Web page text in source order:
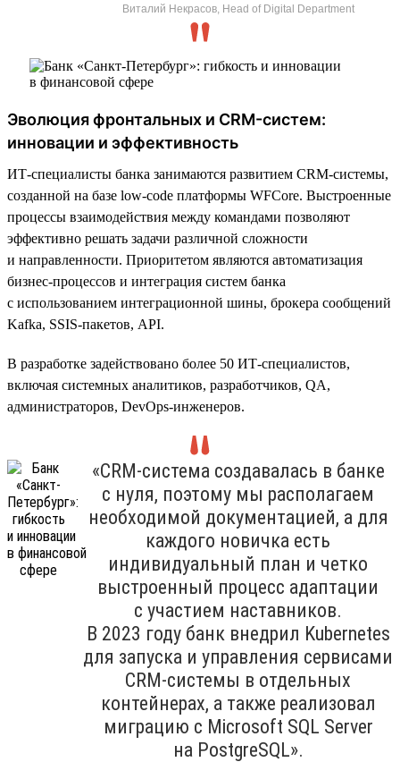
Виталий Некрасов, Head of Digital Department
Эволюция фронтальных и CRM-систем:
инновации и эффективность
ИТ-специалисты банка занимаются развитием CRM-системы,
созданной на базе low-code платформы WFСore. Выстроенные
процессы взаимодействия между командами позволяют
эффективно решать задачи различной сложности
и направленности. Приоритетом являются автоматизация
бизнес-процессов и интеграция систем банка
с использованием интеграционной шины, брокера сообщений
Kafka, SSIS-пакетов, API.
В разработке задействовано более 50 ИТ-специалистов,
включая системных аналитиков, разработчиков, QA,
администраторов, DevOps-инженеров.
«CRM-система создавалась в банке
с нуля, поэтому мы располагаем
необходимой документацией, а для
каждого новичка есть
индивидуальный план и четко
выстроенный процесс адаптации
с участием наставников.
В 2023 году банк внедрил Kubernetes
для запуска и управления сервисами
CRM-системы в отдельных
контейнерах, а также реализовал
миграцию с Microsoft SQL Server
на PostgreSQL».